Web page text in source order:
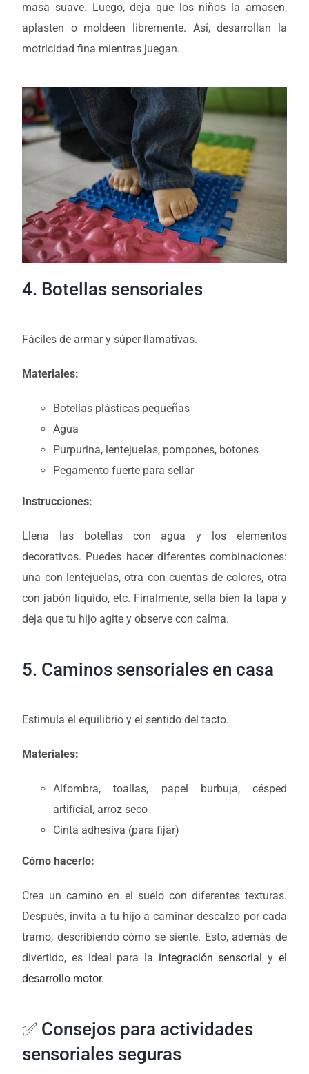
masa suave. Luego, deja que los niños la amasen,
aplasten o moldeen libremente. Así, desarrollan la
motricidad fina mientras juegan.
4. Botellas sensoriales
Fáciles de armar y súper llamativas.
Materiales:
Botellas plásticas pequeñas
Agua
Purpurina, lentejuelas, pompones, botones
Pegamento fuerte para sellar
Instrucciones:
Llena las botellas con agua y los elementos
decorativos. Puedes hacer diferentes combinaciones:
una con lentejuelas, otra con cuentas de colores, otra
con jabón líquido, etc. Finalmente, sella bien la tapa y
deja que tu hijo agite y observe con calma.
5. Caminos sensoriales en casa
Estimula el equilibrio y el sentido del tacto.
Materiales:
Alfombra, toallas, papel burbuja, césped
artificial, arroz seco
Cinta adhesiva (para fijar)
Cómo hacerlo:
Crea un camino en el suelo con diferentes texturas.
Después, invita a tu hijo a caminar descalzo por cada
tramo, describiendo cómo se siente. Esto, además de
divertido, es ideal para la integración sensorial y el
desarrollo motor.
✅ Consejos para actividades
sensoriales seguras